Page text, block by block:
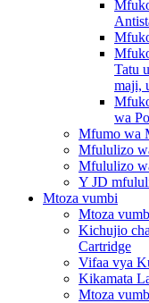
Tatu
maji,
wa
Mfumo wa
Mfululizo
Mfululizo
Y JD
Mtoza vumbi
Mtoza
Kichujio
Cartridge
Vifaa vya
Kikamata
Mtoza